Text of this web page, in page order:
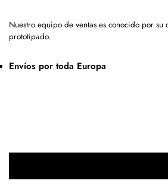
Nuestro equipo de ventas es conocido por
prototipado.
Envíos por toda Europa